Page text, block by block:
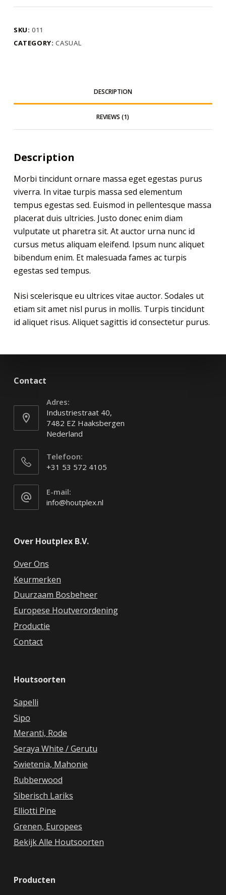
pellentesque
tortor
quantity
SKU:011
CATEGORY:CASUAL
DESCRIPTION
REVIEWS (1)
Description
Morbi tincidunt ornare massa eget egestas purus
viverra. In vitae turpis massa sed elementum
tempus egestas sed. Euismod in pellentesque massa
placerat duis ultricies. Justo donec enim diam
vulputate ut pharetra sit. At auctor urna nunc id
cursus metus aliquam eleifend. Ipsum nunc aliquet
bibendum enim. Et malesuada fames ac turpis
egestas sed tempus.
Nisi scelerisque eu ultrices vitae auctor. Sodales ut
etiam sit amet nisl purus in mollis. Turpis tincidunt
id aliquet risus. Aliquet sagittis id consectetur purus.
Contact
Adres:
Industriestraat 40,
7482 EZ Haaksbergen
Nederland
Telefoon:
+31 53 572 4105
E-mail:
info@houtplex.nl
Over Houtplex B.V.
Over Ons
Keurmerken
Duurzaam Bosbeheer
Europese Houtverordening
Productie
Contact
Houtsoorten
Sapelli
Sipo
Meranti, Rode
Seraya White / Gerutu
Swietenia, Mahonie
Rubberwood
Siberisch Lariks
Elliotti Pine
Grenen, Europees
Bekijk Alle Houtsoorten
Producten